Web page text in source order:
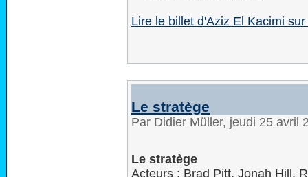
Lire le billet d'Aziz El Kacimi
Le stratège
Par Didier Müller, jeudi 25 avril
Le stratège
Acteurs : Brad Pitt, Jonah Hill,